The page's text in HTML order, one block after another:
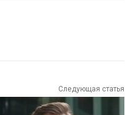
Следующая статья